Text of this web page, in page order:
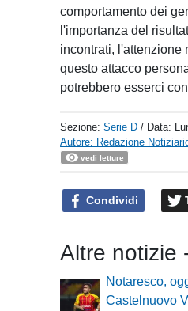
comportamento dei
l'importanza del
incontrati, l'attenzione
questo attacco
potrebbero esserci
Sezione:Serie D / Data:
Autore: Redazione
vedi letture
Condividi
Altre notizie
Notaresco,
Castelnuovo